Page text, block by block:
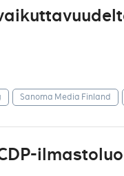
Sanoma Media Finland